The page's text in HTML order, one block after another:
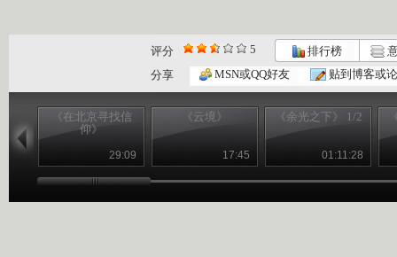
评分 5 排行榜
分享
MSN或QQ好友 贴到博客或
《在北京寻找信
仰》
29:09
《云境》
17:45
《余光之下》 1/2
01:11:28